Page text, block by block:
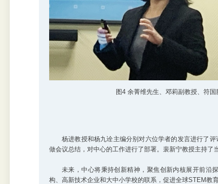
图4 余菁维先生、邓莉副教授、符
杨进教授和杨九诠主编分别对六位学者的发言进行了
做会议总结，对中心的工作进行了部署。裴新宁教授主持了
未来，中心将秉持创新精神，聚焦创新内核展开前沿
构、高新技术企业和大中小学校的联系，促进全球STEM教